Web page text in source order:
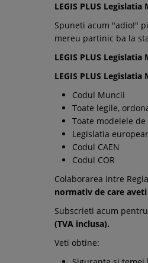
LEGIS PLUS Legislatia
Spuneti acum "adio!"
mereu partinic ba la
LEGIS PLUS Legislatia
LEGIS PLUS Legislatia
Codul Muncii
Toate legile,
Toate modelele
Legislatia
Codul CAEN
Codul COR
Colaborarea intre
normativ de care
Subscrieti acum
(TVA inclusa).
Veti obtine: